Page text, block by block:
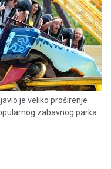
je veliko proširenje
zabavnog parka.